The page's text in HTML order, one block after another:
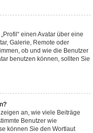
einen Avatar über eine
Galerie, Remote oder
ob und wie die Benutzer
benutzen können, sollten Sie
an, wie viele Beiträge
Benutzer wie
können Sie den Wortlaut